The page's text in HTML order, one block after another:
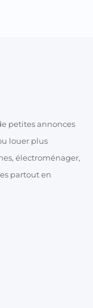
petites annonces
louer plus
électroménager,
partout en